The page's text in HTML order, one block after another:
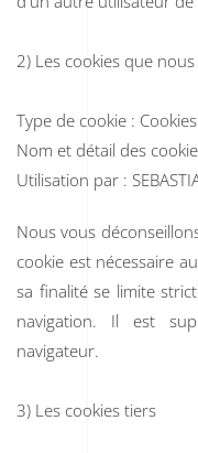
2) Les cookies que
Type de cookie :
Nom et détail des
Utilisation par :
Nous vous
cookie est nécessaire
sa finalité se limite
navigation. Il est
navigateur.
3) Les cookies tiers